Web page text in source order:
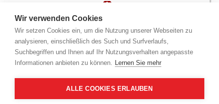
Wir verwenden Cookies
Wir setzen Cookies ein, um die Nutzung unserer Webseiten zu
analysieren, einschließlich des Such und Surfverlaufs,
Suchbegriffen und Ihnen auf Ihr Nutzungsverhalten angepasste
Informationen anbieten zu können. Lernen Sie mehr
ALLE COOKIES ERLAUBEN
Wiederholungstermin
Nein
ca. 1906
Grundstück
Gewerbefläche
90 m²
Weiteres
Anteil: 138/1.000 = 13,8%, Aufteilungsplan Nr. 1,
zum Zeitpunkt der Wertermittlung leerstehend.